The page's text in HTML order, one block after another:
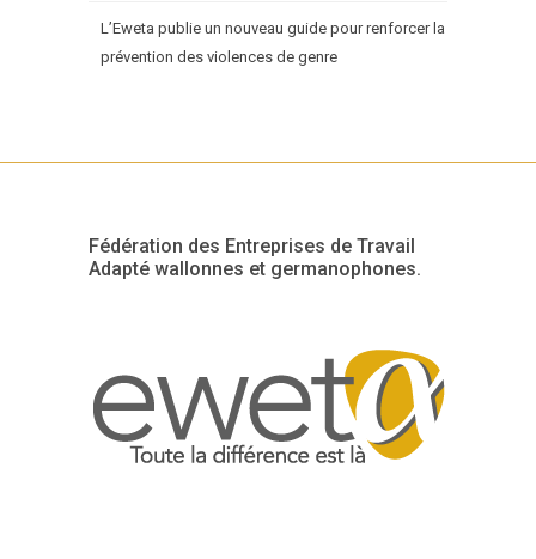
L’Eweta publie un nouveau guide pour renforcer la
prévention des violences de genre
Fédération des Entreprises de Travail
Adapté wallonnes et germanophones.